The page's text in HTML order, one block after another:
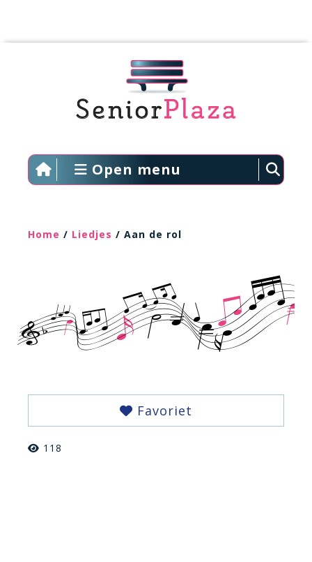
Open menu
Home / Liedjes / Aan de rol
Favoriet
118